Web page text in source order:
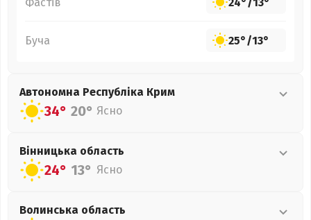
Буча 25°/13°
Автономна Республіка Крим
34° 20° Ясно
Вінницька область
24° 13° Ясно
Волинська область